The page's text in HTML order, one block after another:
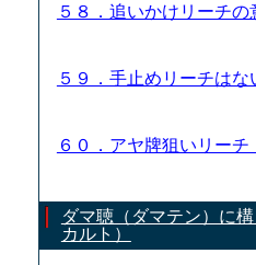
５８．追いかけリーチ
５９．手止めリーチは
６０．アヤ牌狙いリー
ダマ聴（ダマテン）に
カルト）